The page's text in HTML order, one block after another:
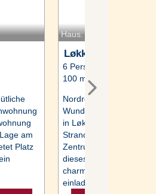
am
Platz
Haus: 59914
Løkken
6 Personen, 120 m²
100 m zum Wasser.
Nordre Strandvej 3A –
Wunderschönes
in Løkken Nur 100
Strand entfernt und
Zentrum gelegen,
dieses Ferienhaus mit
charmanten
einladendem ...